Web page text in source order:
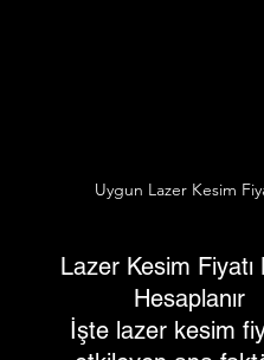
Uygun Lazer Kesim
Lazer Kesim Fiyatı
Hesaplanır